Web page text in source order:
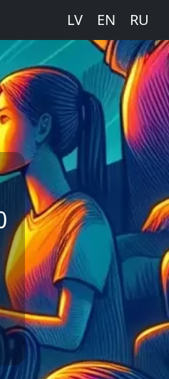
LV EN RU